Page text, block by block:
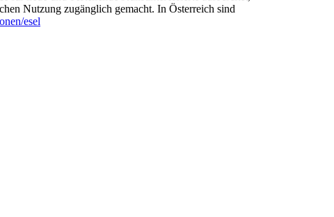
Nutzung zugänglich gemacht. In Österreich sind
esel